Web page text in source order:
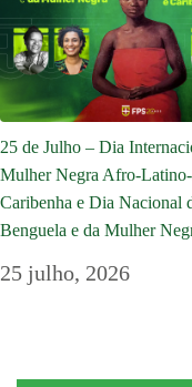
25 de Julho – Dia
Mulher Negra Afro-
Caribenha e Dia Nacional
Benguela e da Mulher
25 julho, 2026